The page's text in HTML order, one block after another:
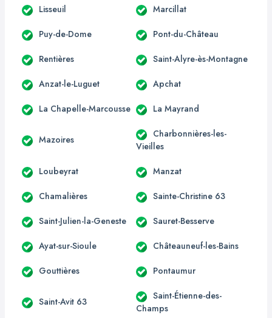
Lisseuil Marcillat
Puy-de-Dome Pont-du-Château
Rentières Saint-Alyre-ès-Montagne
Anzat-le-Luguet Apchat
La Chapelle-Marcousse La Mayrand
Mazoires
Charbonnières-les-
Vieilles
Loubeyrat Manzat
Chamalières Sainte-Christine 63
Saint-Julien-la-Geneste Sauret-Besserve
Ayat-sur-Sioule Châteauneuf-les-Bains
Gouttières Pontaumur
Saint-Avit 63
Saint-Étienne-des-
Champs